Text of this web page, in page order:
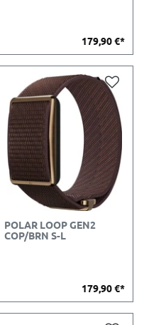
179,90 €*
POLAR LOOP GEN2
COP/BRN S-L
179,90 €*